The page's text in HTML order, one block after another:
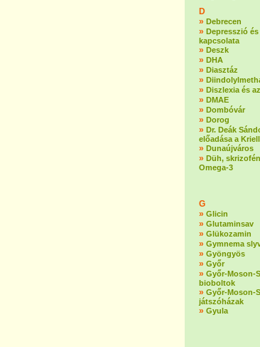
D
» Debrecen
» Depresszió
kapcsolata
» Deszk
» DHA
» Diasztáz
»
» Diszlexia és
» DMAE
» Dombóvár
» Dorog
» Dr. Deák
előadása a
» Dunaújváros
» Düh,
Omega-3
G
» Glicin
» Glutaminsav
» Glükozamin
» Gymnema
» Gyöngyös
» Győr
» Győr-Moson-
bioboltok
» Győr-Moson-
játszóházak
» Gyula